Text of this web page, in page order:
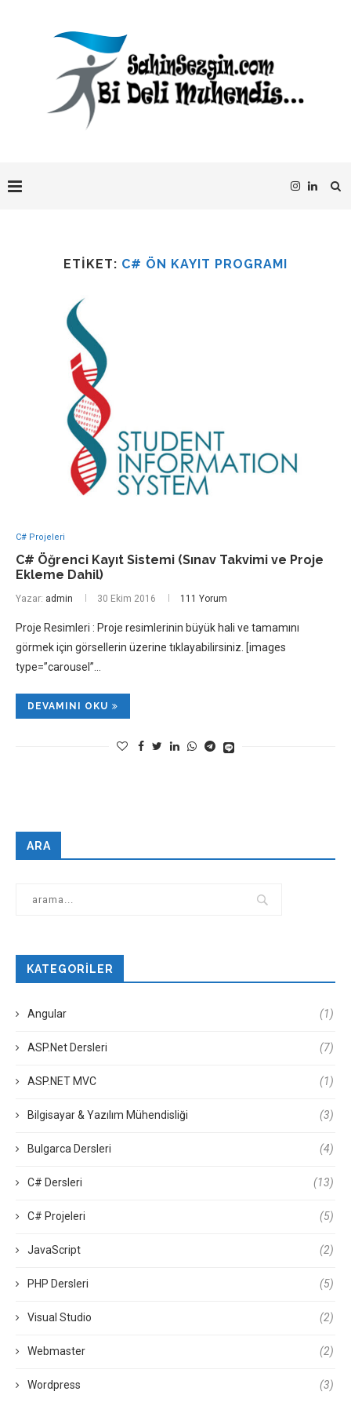
ETIKET: C# ÖN KAYIT PROGRAMI
C# Projeleri
C# Öğrenci Kayıt Sistemi (Sınav Takvimi ve Proje
Ekleme Dahil)
Yazar: admin 30 Ekim 2016 111 Yorum
Proje Resimleri : Proje resimlerinin büyük hali ve tamamını
görmek için görsellerin üzerine tıklayabilirsiniz. [images
type=”carousel”…
DEVAMINI OKU
ARA
KATEGORILER
Angular (1)
ASP.Net Dersleri (7)
ASP.NET MVC (1)
Bilgisayar & Yazılım Mühendisliği (3)
Bulgarca Dersleri (4)
C# Dersleri (13)
C# Projeleri (5)
JavaScript (2)
PHP Dersleri (5)
Visual Studio (2)
Webmaster (2)
Wordpress (3)